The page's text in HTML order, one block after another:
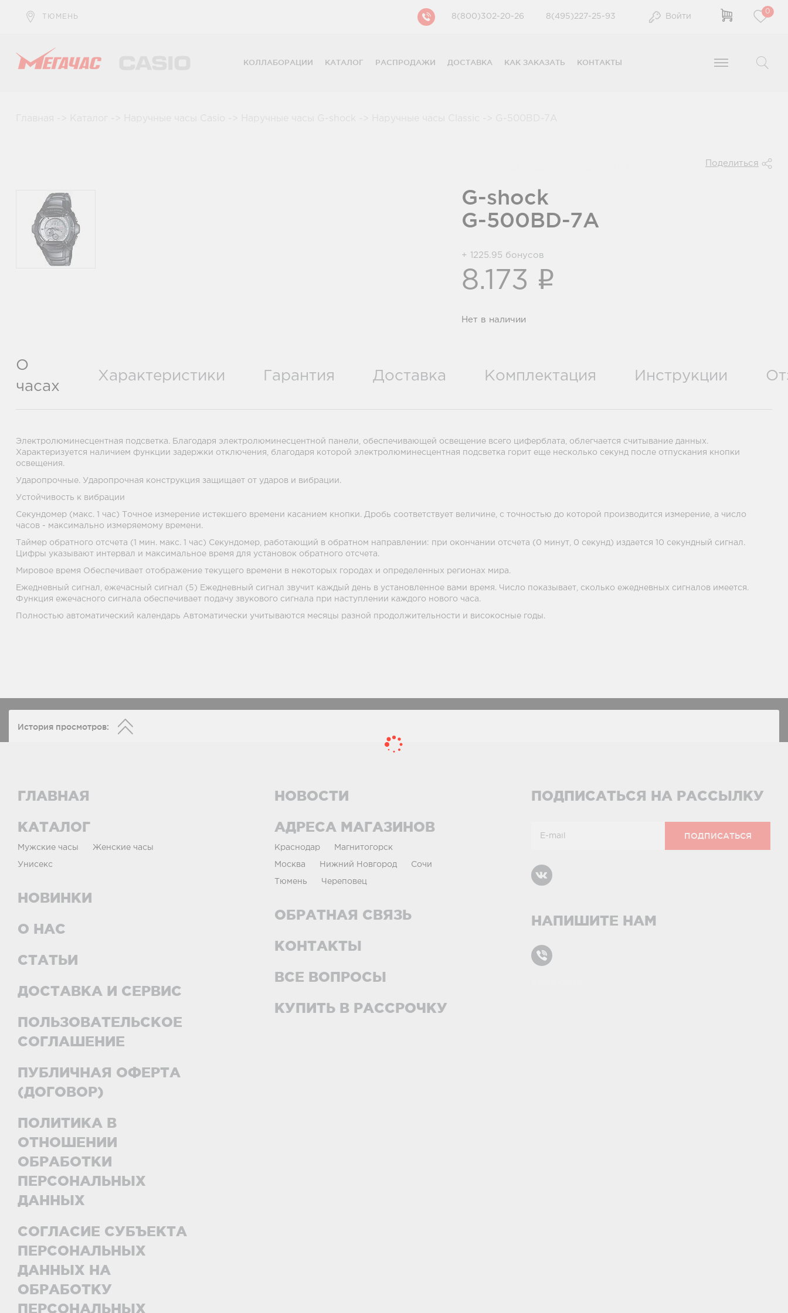
ТЮМЕНЬ 8(800)302-20-26 8(495)227-25-93 Войти
0
КОЛЛАБОРАЦИИ
КАТАЛОГ
РАСПРОДАЖИ ДОСТАВКА КАК ЗАКАЗАТЬ КОНТАКТЫ
Поделиться
G-shock
G-500BD-7A
+ 1225.95 бонусов
8.173 i
Нет в наличии
О
часах
Характеристики Гарантия Доставка Комплектация Инструкции
Электролюминесцентная подсветка. Благодаря электролюминесцентной панели, обеспечивающей освещение всего циферблата, облегчается считывание данных.
Характеризуется наличием функции задержки отключения, благодаря которой электролюминесцентная подсветка горит еще несколько секунд после отпускания кнопки
освещения.
Ударопрочные. Ударопрочная конструкция защищает от ударов и вибрации.
Устойчивость к вибрации
Секундомер (макс. 1 час) Точное измерение истекшего времени касанием кнопки. Дробь соответствует величине, с точностью до которой производится измерение, а число
часов - максимально измеряемому времени.
Таймер обратного отсчета (1 мин. макс. 1 час) Секундомер, работающий в обратном направлении: при окончании отсчета (0 минут, 0 секунд) издается 10 секундный сигнал.
Цифры указывают интервал и максимальное время для установок обратного отсчета.
Мировое время Обеспечивает отображение текущего времени в некоторых городах и определенных регионах мира.
Ежедневный сигнал, ежечасный сигнал (5) Ежедневный сигнал звучит каждый день в установленное вами время. Число показывает, сколько ежедневных сигналов имеется.
Функция ежечасного сигнала обеспечивает подачу звукового сигнала при наступлении каждого нового часа.
Полностью автоматический календарь Автоматически учитываются месяцы разной продолжительности и високосные годы.
История просмотров:
ГЛАВНАЯ
КАТАЛОГ
Мужские часы Женские часы
Унисекс
НОВИНКИ
О НАС
СТАТЬИ
ДОСТАВКА И СЕРВИС
ПОЛЬЗОВАТЕЛЬСКОЕ
СОГЛАШЕНИЕ
ПУБЛИЧНАЯ ОФЕРТА
(ДОГОВОР)
ПОЛИТИКА В
ОТНОШЕНИИ
ОБРАБОТКИ
ПЕРСОНАЛЬНЫХ
ДАННЫХ
СОГЛАСИЕ СУБЪЕКТА
ПЕРСОНАЛЬНЫХ
ДАННЫХ НА
ОБРАБОТКУ
ПЕРСОНАЛЬНЫХ
НОВОСТИ
АДРЕСА МАГАЗИНОВ
Краснодар Магнитогорск
Москва Нижний Новгород Сочи
Тюмень Череповец
ОБРАТНАЯ СВЯЗЬ
КОНТАКТЫ
ВСЕ ВОПРОСЫ
КУПИТЬ В РАССРОЧКУ
ПОДПИСАТЬСЯ НА РАССЫЛКУ
НАПИШИТЕ НАМ